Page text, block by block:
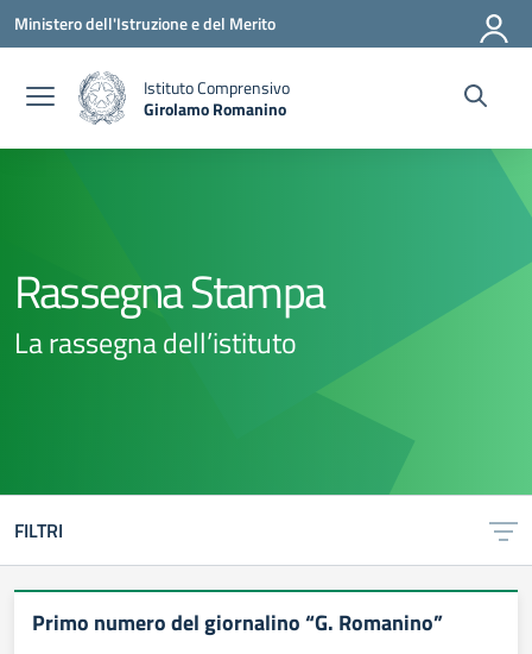
Vai ai contenuti
Vai al menu di navigazione
Vai al footer
Ministero dell'Istruzione e del Merito
Istituto Comprensivo
Girolamo Romanino
Rassegna Stampa
La rassegna dell’istituto
FILTRI
Primo numero del giornalino “G. Romanino”